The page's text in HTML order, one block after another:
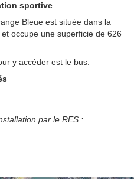
sportive
Bleue est située dans la
occupe une superficie de 626
y accéder est le bus.
par le RES :